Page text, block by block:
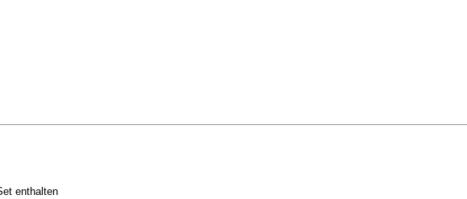
enthalten